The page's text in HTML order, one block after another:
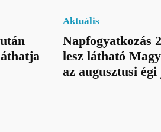
Aktuális
Napfogyatkozás
lesz látható
az augusztusi égi